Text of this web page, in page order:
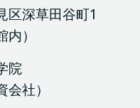
深草田谷町1
）
院
社）